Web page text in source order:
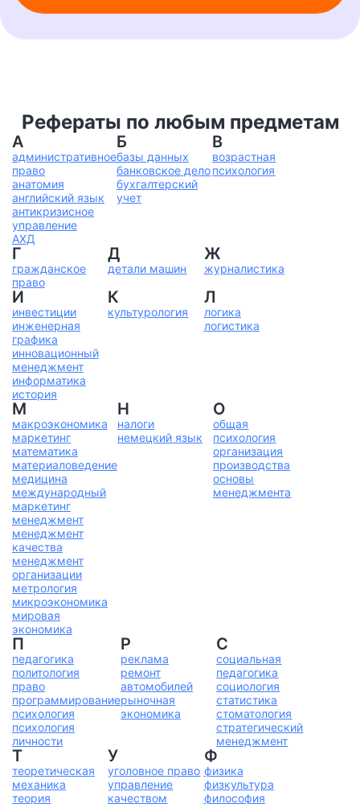
Ответы на вопросы
А также любую другую
от 200 руб.
Рефераты по любым предметам
А
административное
право
анатомия
английский язык
антикризисное
управление
АХД
Б
базы данных
банковское дело
бухгалтерский
учет
В
возрастная
психология
Г
гражданское
право
Д
детали машин
Ж
журналистика
И
инвестиции
инженерная
графика
инновационный
менеджмент
информатика
история
К
культурология
Л
логика
логистика
М
макроэкономика
маркетинг
математика
материаловедение
медицина
международный
маркетинг
менеджмент
менеджмент
качества
менеджмент
организации
метрология
микроэкономика
мировая
экономика
Н
налоги
немецкий язык
О
общая
психология
организация
производства
основы
менеджмента
П
педагогика
политология
право
программирование
психология
психология
личности
Р
реклама
ремонт
автомобилей
рыночная
экономика
С
социальная
педагогика
социология
статистика
стоматология
стратегический
менеджмент
Т
теоретическая
механика
теория
У
уголовное право
управление
качеством
Ф
физика
физкультура
философия